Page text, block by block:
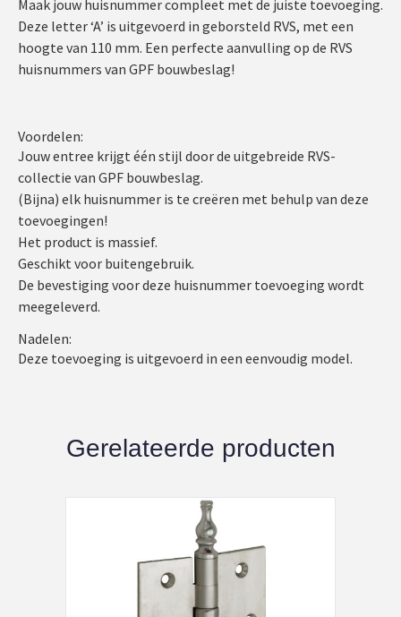
Maak jouw huisnummer compleet met de juiste toevoeging.
Deze letter ‘A’ is uitgevoerd in geborsteld RVS, met een
hoogte van 110 mm. Een perfecte aanvulling op de RVS
huisnummers van GPF bouwbeslag!
Voordelen:
Jouw entree krijgt één stijl door de uitgebreide RVS-
collectie van GPF bouwbeslag.
(Bijna) elk huisnummer is te creëren met behulp van deze
toevoegingen!
Het product is massief.
Geschikt voor buitengebruik.
De bevestiging voor deze huisnummer toevoeging wordt
meegeleverd.
Nadelen:
Deze toevoeging is uitgevoerd in een eenvoudig model.
Gerelateerde producten